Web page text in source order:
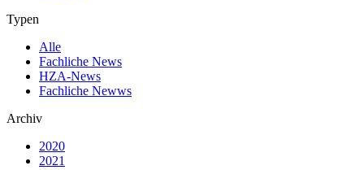
Typen
Alle
Fachliche News
HZA-News
Fachliche Newws
Archiv
2020
2021